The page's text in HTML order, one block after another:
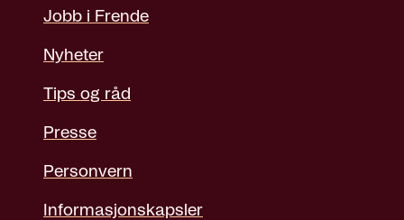
Jobb i Frende
Nyheter
Tips og råd
Presse
Personvern
Informasjonskapsler